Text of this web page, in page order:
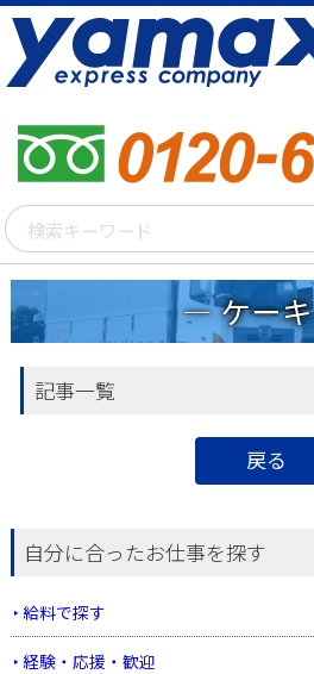
ケーキ
記事一覧
戻る
自分に合ったお仕事を探す
給料で探す
経験・応援・歓迎